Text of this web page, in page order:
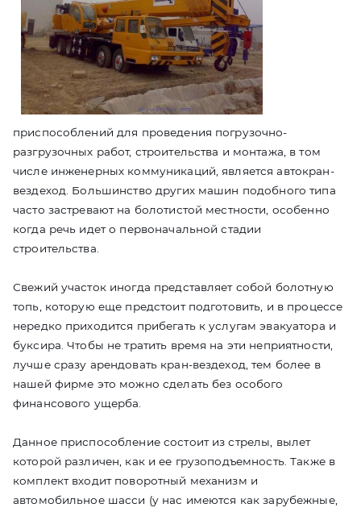
приспособлений для проведения погрузочно-
разгрузочных работ, строительства и монтажа, в том
числе инженерных коммуникаций, является автокран-
вездеход. Большинство других машин подобного типа
часто застревают на болотистой местности, особенно
когда речь идет о первоначальной стадии
строительства.
Свежий участок иногда представляет собой болотную
топь, которую еще предстоит подготовить, и в процессе
нередко приходится прибегать к услугам эвакуатора и
буксира. Чтобы не тратить время на эти неприятности,
лучше сразу арендовать кран-вездеход, тем более в
нашей фирме это можно сделать без особого
финансового ущерба.
Данное приспособление состоит из стрелы, вылет
которой различен, как и ее грузоподъемность. Также в
комплект входит поворотный механизм и
автомобильное шасси (у нас имеются как зарубежные,